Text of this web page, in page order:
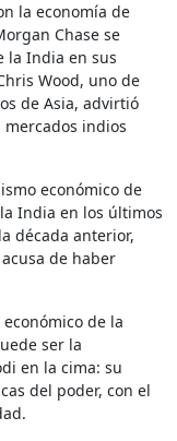
Chase se
la India en sus
Wood, uno de
de Asia, advirtió
indios
India en los últimos
década anterior,
de haber
de la
ser la
en la cima: su
del poder, con el